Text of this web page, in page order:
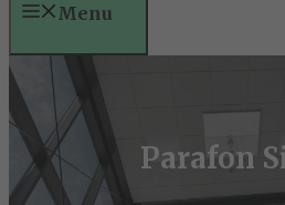
Menu
Parafon